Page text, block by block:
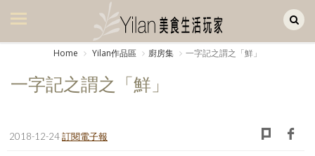
美食集
Home Yilan作品區 廚房集 一字記之謂之「鮮」
一字記之謂之「鮮」
2018-12-24訂閱電子報